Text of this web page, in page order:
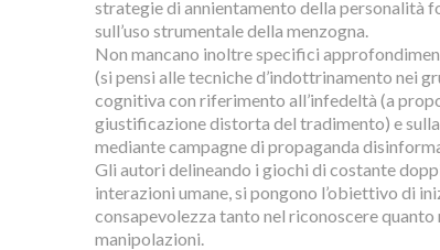
strategie di annientamento della personalità
sull’uso strumentale della menzogna.
Non mancano inoltre specifici
(si pensi alle tecniche d’indottrinamento nei
cognitiva con riferimento all’infedeltà (a
giustificazione distorta del tradimento) e
mediante campagne di propaganda
Gli autori delineando i giochi di costante
interazioni umane, si pongono l’obiettivo di
consapevolezza tanto nel riconoscere
manipolazioni.